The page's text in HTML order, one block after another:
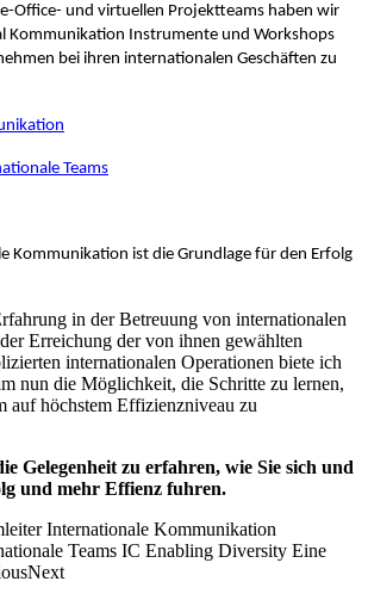
Office- und virtuellen Projektteams haben wir
Kommunikation Instrumente und Workshops
bei ihren internationalen Geschäften zu
Teams
Kommunikation ist die Grundlage für den Erfolg
in der Betreuung von internationalen
Erreichung der von ihnen gewählten
internationalen Operationen biete ich
nun die Möglichkeit, die Schritte zu lernen,
auf höchstem Effizienzniveau zu
Gelegenheit zu erfahren, wie Sie sich und
und mehr Effienz fuhren.
Internationale Kommunikation
Teams IC Enabling Diversity Eine